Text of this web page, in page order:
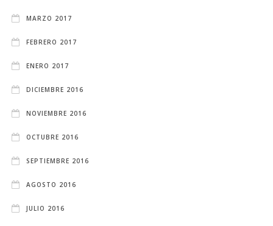
MARZO 2017
FEBRERO 2017
ENERO 2017
DICIEMBRE 2016
NOVIEMBRE 2016
OCTUBRE 2016
SEPTIEMBRE 2016
AGOSTO 2016
JULIO 2016